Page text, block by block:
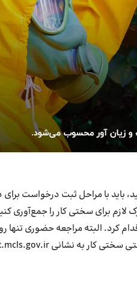
باید با مراحل ثبت درخواست
لازم برای سختی کار را جمع‌آوری
کرد. البته مراجعه حضوری